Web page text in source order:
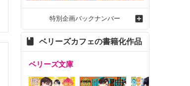
特別企画バックナンバー
ベリーズカフェの書籍化作品
ベリーズ文庫